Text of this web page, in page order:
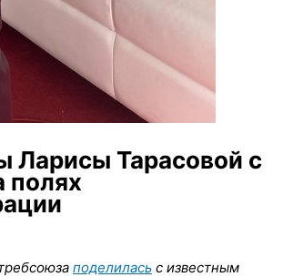
Ларисы Тарасовой с
полях
поделилась с известным